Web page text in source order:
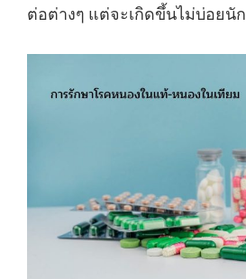
ต่อต่างๆ แต่จะเกิดขึ้นไม่บ่อยนัก